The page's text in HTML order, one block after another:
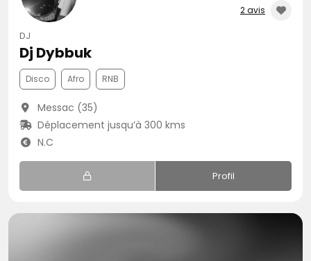
2 avis
DJ
Dj Dybbuk
Disco Afro RNB
Messac (35)
Déplacement jusqu’à 300 kms
N.C
Profil